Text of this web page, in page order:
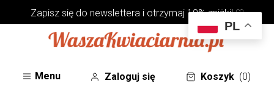
Zapisz się do newsletterai otrzymaj 10% zniżki! ♡
Menu Zaloguj się Koszyk (0)
PL